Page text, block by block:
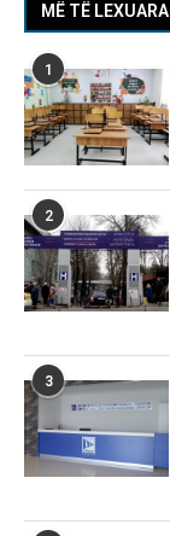
MË TË LEXUARA
1
2
3